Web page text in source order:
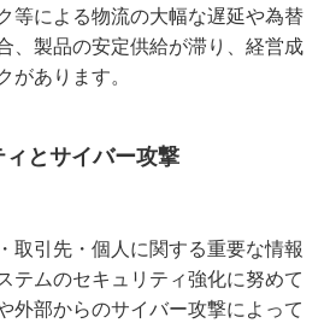
等による物流の大幅な遅延や為替
、製品の安定供給が滞り、経営成
あります。
とサイバー攻撃
取引先・個人に関する重要な情報
テムのセキュリティ強化に努めて
外部からのサイバー攻撃によって